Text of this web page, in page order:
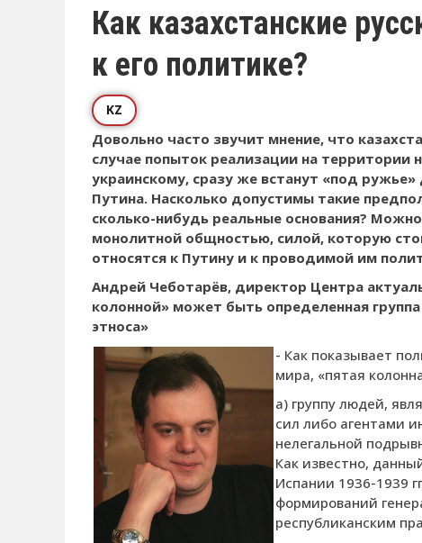
Как казахстанские
к его политике?
KZ
Довольно часто звучит мнение, что
случае попыток реализации на
украинскому, сразу же встанут «под
Путина. Насколько допустимы такие
сколько-нибудь реальные основания?
монолитной общностью, силой, которую
относятся к Путину и к проводимой им
Андрей Чеботарёв, директор Центра
колонной» может быть определенная
этноса»
- Как показывает
мира, «пятая
а) группу людей,
сил либо агентами
нелегальной
Как известно,
Испании 1936-1939
формирований
республиканским